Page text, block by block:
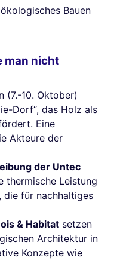
Bauen
man nicht
(7.-10. Oktober)
Dorf“, das Holz als
Eine
Akteure der
der Untec
thermische Leistung
die für nachhaltiges
& Habitat setzen
Architektur in
Konzepte wie